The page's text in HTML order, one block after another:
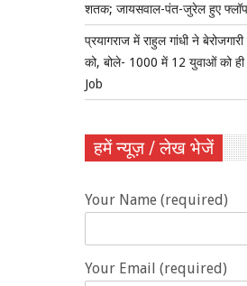
शतक; जायसवाल-पंत-जुरेल हुए फ्लॉप
प्रयागराज में राहुल गांधी ने
को, बोले- 1000 में 12 युवाओं को
Job
हमें न्यूज़ / लेख भेजें
Your Name (required)
Your Email (required)